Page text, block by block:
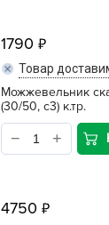
1790
Товар
Можжевельник
(30/50, с3) к.тр.
4750